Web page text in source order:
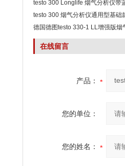
testo 300 Longlife 烟气分析仪带
testo 300 烟气分析仪通用型基础
德国德图testo 330-1 LL增强版烟
在线留言
产品：
您的单位：
您的姓名：